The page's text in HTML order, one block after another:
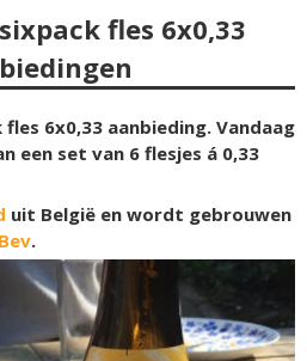
fles 6x0,33
6x0,33 aanbieding. Vandaag
een set van 6 flesjes á 0,33
uit België en wordt gebrouwen
.